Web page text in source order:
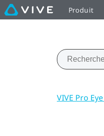
Produit
VIVE Pro